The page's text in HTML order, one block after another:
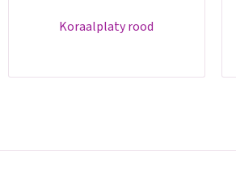
koraalplaty rood